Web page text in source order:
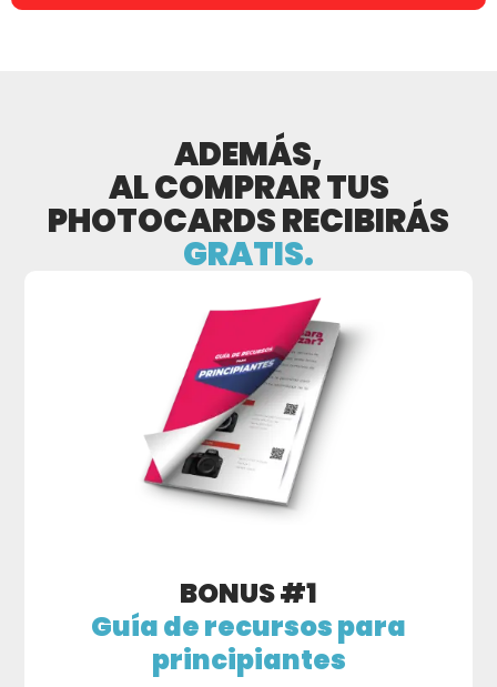
ADEMÁS,
AL COMPRAR TUS
PHOTOCARDS RECIBIRÁS
GRATIS.
BONUS #1
Guía de recursos para
principiantes